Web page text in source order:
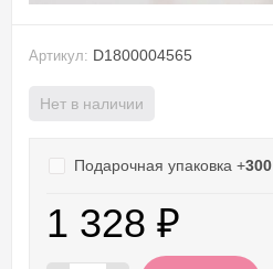
Артикул: D1800004565
Нет в наличии
Подарочная упаковка +300
1 328 ₽